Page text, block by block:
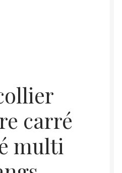
carré
multi